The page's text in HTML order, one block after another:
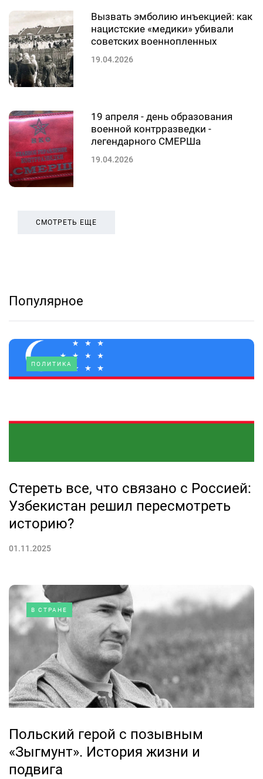
Вызвать эмболию инъекцией: как
нацистские «медики» убивали
советских военнопленных
19.04.2026
19 апреля - день образования
военной контрразведки -
легендарного СМЕРШа
19.04.2026
СМОТРЕТЬ ЕЩЕ
Популярное
ПОЛИТИКА
Стереть все, что связано с Россией:
Узбекистан решил пересмотреть
историю?
01.11.2025
В СТРАНЕ
Польский герой с позывным
«Зыгмунт». История жизни и
подвига